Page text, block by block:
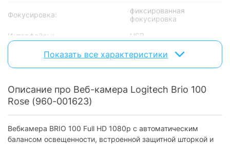
Фокусировка:
фиксированная
фокусировка
Интерфейсы:
USB
Максимальная частота кадров
видео:
30
Крепление:
прищепка
Совместимость
Показать все характеристики
Описание про Веб-камера Logitech Brio 100
Rose (960-001623)
Вебкамера BRIO 100 Full HD 1080p с автоматическим
балансом освещенности, встроенной защитной шторкой и